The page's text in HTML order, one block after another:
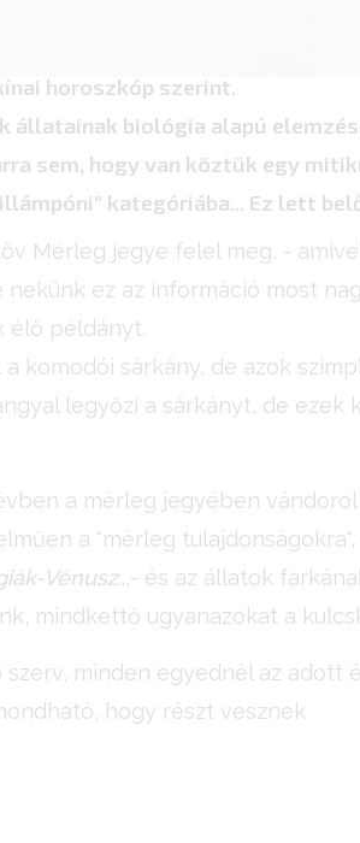
horoszkóp szerint.
állatainak biológia alapú
sem, hogy van köztük egy
kategóriába... Ez lett
Mérleg jegye felel meg, -
ez az információ most
élő példányt.
komodói sárkány, de azok
legyőzi a sárkányt, de ezek
a mérleg jegyében
a "mérleg tulajdonságokra",
Vénusz..,- és az állatok
mindkettő ugyanazokat a
minden egyednél az adott
hogy részt vesznek